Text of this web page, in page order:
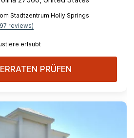
Stadtzentrum Holly Springs
reviews)
erlaubt
PRÜFEN